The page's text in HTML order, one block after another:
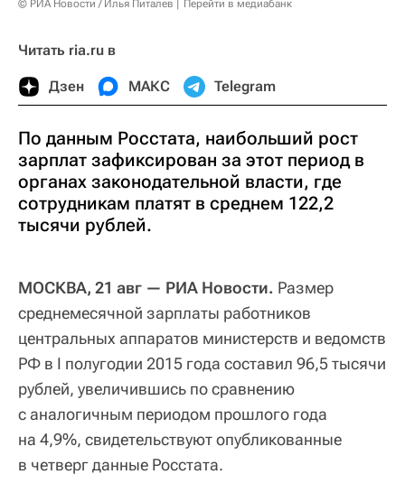
© РИА Новости / Илья Питалев Перейти в медиабанк
Читать ria.ru в
Дзен МАКС Telegram
По данным Росстата, наибольший рост
зарплат зафиксирован за этот период в
органах законодательной власти, где
сотрудникам платят в среднем 122,2
тысячи рублей.
МОСКВА, 21 авг — РИА Новости. Размер
среднемесячной зарплаты работников
центральных аппаратов министерств и ведомств
РФ в I полугодии 2015 года составил 96,5 тысячи
рублей, увеличившись по сравнению
с аналогичным периодом прошлого года
на 4,9%, свидетельствуют опубликованные
в четверг данные Росстата.